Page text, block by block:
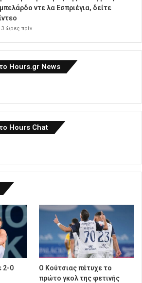
ντε λα Εσπριέγια, δείτε
3 ώρες πρίν
Hours.gr News
Hours Chat
2-0
Ο Κούτσιας πέτυχε το
πρώτο γκολ της φετινής